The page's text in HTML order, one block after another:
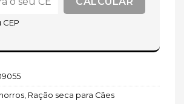
Ração seca para Cães